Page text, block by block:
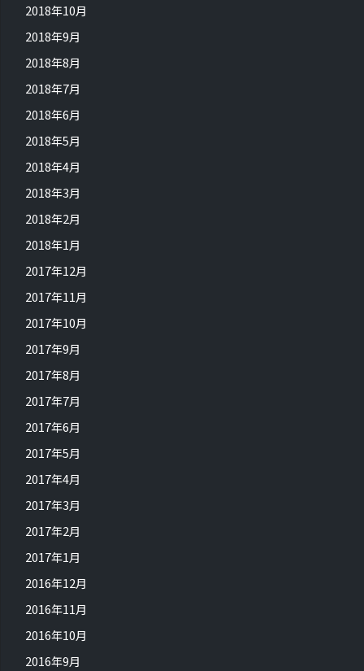
2018年10月
2018年9月
2018年8月
2018年7月
2018年6月
2018年5月
2018年4月
2018年3月
2018年2月
2018年1月
2017年12月
2017年11月
2017年10月
2017年9月
2017年8月
2017年7月
2017年6月
2017年5月
2017年4月
2017年3月
2017年2月
2017年1月
2016年12月
2016年11月
2016年10月
2016年9月